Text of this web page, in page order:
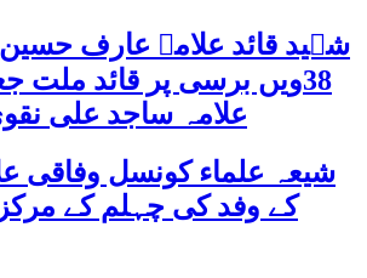
شہید قائد علامہ عارف
38ویں برسی پر قائد ملت
علامہ ساجد علی
شیعہ علماء کونسل وفاقی
کے وفد کی چہلم کے